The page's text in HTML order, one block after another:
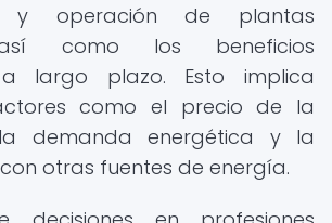
y operación de plantas
así como los beneficios
a largo plazo. Esto implica
como el precio de la
demanda energética y la
otras fuentes de energía.